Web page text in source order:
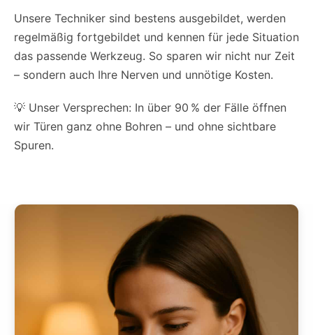
Unsere Techniker sind bestens ausgebildet, werden
regelmäßig fortgebildet und kennen für jede Situation
das passende Werkzeug. So sparen wir nicht nur Zeit
– sondern auch Ihre Nerven und unnötige Kosten.
💡 Unser Versprechen: In über 90 % der Fälle öffnen
wir Türen ganz ohne Bohren – und ohne sichtbare
Spuren.